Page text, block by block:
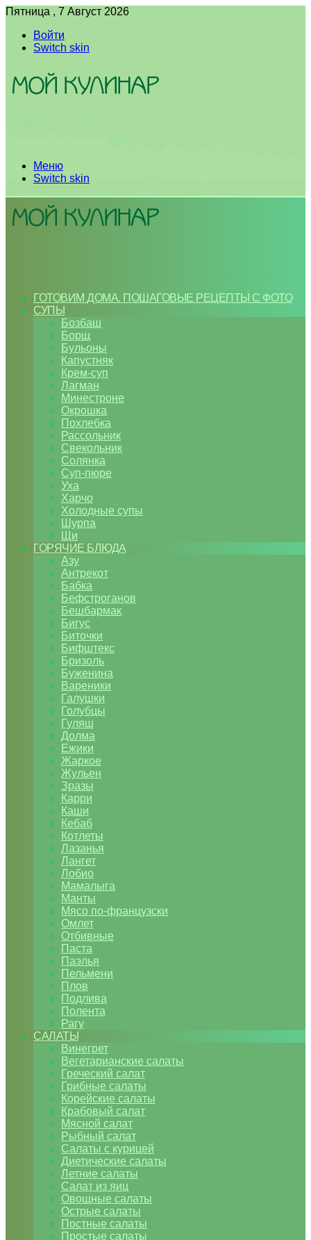
Пятница , 7 Август 2026
Войти
Switch skin
Меню
Switch skin
ГОТОВИМ ДОМА. ПОШАГОВЫЕ РЕЦЕПТЫ С ФОТО
СУПЫ
Бозбаш
Борщ
Бульоны
Капустняк
Крем-суп
Лагман
Минестроне
Окрошка
Похлебка
Рассольник
Свекольник
Солянка
Суп-пюре
Уха
Харчо
Холодные супы
Шурпа
Щи
ГОРЯЧИЕ БЛЮДА
Азу
Антрекот
Бабка
Бефстроганов
Бешбармак
Бигус
Биточки
Бифштекс
Бризоль
Буженина
Вареники
Галушки
Голубцы
Гуляш
Долма
Ежики
Жаркое
Жульен
Зразы
Карри
Каши
Кебаб
Котлеты
Лазанья
Лангет
Лобио
Мамалыга
Манты
Мясо по-французски
Омлет
Отбивные
Паста
Паэлья
Пельмени
Плов
Подлива
Полента
Рагу
САЛАТЫ
Винегрет
Вегетарианские салаты
Греческий салат
Грибные салаты
Корейские салаты
Крабовый салат
Мясной салат
Рыбный салат
Салаты с курицей
Диетические салаты
Летние салаты
Салат из яиц
Овощные салаты
Острые салаты
Постные салаты
Простые салаты